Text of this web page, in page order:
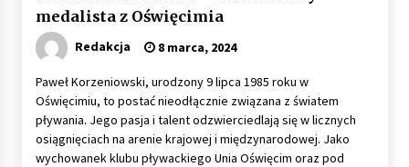
medalista z Oświęcimia
Redakcja 8 marca, 2024
Paweł Korzeniowski, urodzony 9 lipca 1985 roku w
Oświęcimiu, to postać nieodłącznie związana z światem
pływania. Jego pasja i talent odzwierciedlają się w licznych
osiągnięciach na arenie krajowej i międzynarodowej. Jako
wychowanek klubu pływackiego Unia Oświęcim oraz pod